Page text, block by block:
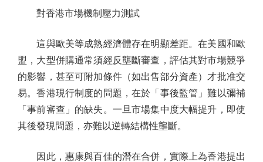
對香港市場機制壓力測試
這與歐美等成熟經濟體存在明顯差距。在美國和歐
盟，大型併購通常須經反壟斷審查，評估其對市場競爭
的影響，甚至可附加條件（如出售部分資產）才批准交
易。香港現行制度的問題，在於「事後監管」難以彌補
「事前審查」的缺失。一旦市場集中度大幅提升，即使
其後發現問題，亦難以逆轉結構性壟斷。
因此，惠康與百佳的潛在合併，實際上為香港提出